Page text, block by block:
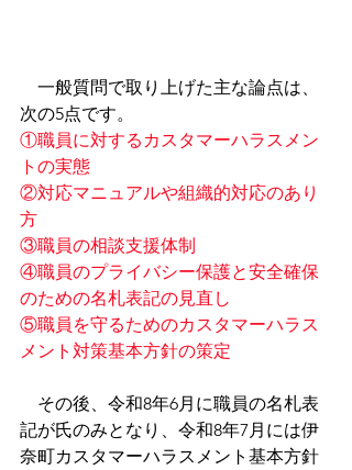
一般質問で取り上げた主な論点は、
次の5点です。
①職員に対するカスタマーハラスメン
トの実態
②対応マニュアルや組織的対応のあり
方
③職員の相談支援体制
④職員のプライバシー保護と安全確保
のための名札表記の見直し
⑤職員を守るためのカスタマーハラス
メント対策基本方針の策定
その後、令和8年6月に職員の名札表
記が氏のみとなり、令和8年7月には伊
奈町カスタマーハラスメント基本方針